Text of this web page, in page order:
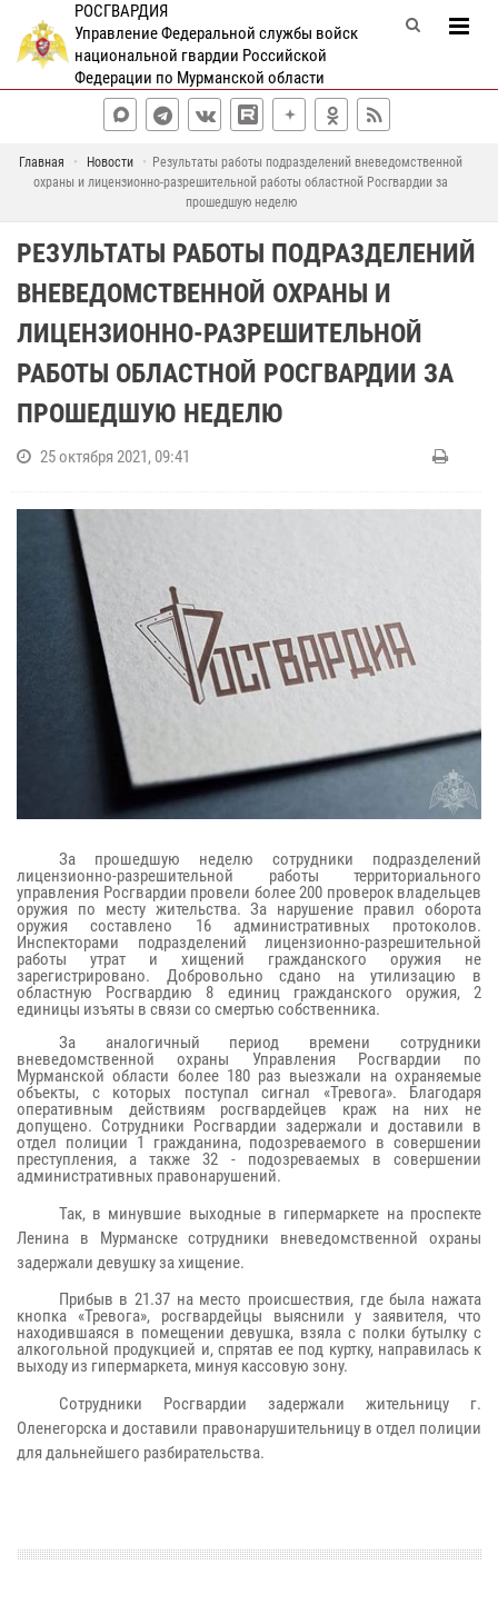
РОСГВАРДИЯ
Управление Федеральной службы войск
национальной гвардии Российской
Федерации по Мурманской области
Главная Новости
Результаты работы подразделений вневедомственной
охраны и лицензионно-разрешительной работы областной Росгвардии за
прошедшую неделю
РЕЗУЛЬТАТЫ РАБОТЫ ПОДРАЗДЕЛЕНИЙ
ВНЕВЕДОМСТВЕННОЙ ОХРАНЫ И
ЛИЦЕНЗИОННО-РАЗРЕШИТЕЛЬНОЙ
РАБОТЫ ОБЛАСТНОЙ РОСГВАРДИИ ЗА
ПРОШЕДШУЮ НЕДЕЛЮ
25 октября 2021, 09:41
За прошедшую неделю сотрудники подразделений
лицензионно-разрешительной работы территориального
управления Росгвардии провели более 200 проверок владельцев
оружия по месту жительства. За нарушение правил оборота
оружия составлено 16 административных протоколов.
Инспекторами подразделений лицензионно-разрешительной
работы утрат и хищений гражданского оружия не
зарегистрировано. Добровольно сдано на утилизацию в
областную Росгвардию 8 единиц гражданского оружия, 2
единицы изъяты в связи со смертью собственника.
За аналогичный период времени сотрудники
вневедомственной охраны Управления Росгвардии по
Мурманской области более 180 раз выезжали на охраняемые
объекты, с которых поступал сигнал «Тревога». Благодаря
оперативным действиям росгвардейцев краж на них не
допущено. Сотрудники Росгвардии задержали и доставили в
отдел полиции 1 гражданина, подозреваемого в совершении
преступления, а также 32 - подозреваемых в совершении
административных правонарушений.
Так, в минувшие выходные в гипермаркете на проспекте
Ленина в Мурманске сотрудники вневедомственной охраны
задержали девушку за хищение.
Прибыв в 21.37 на место происшествия, где была нажата
кнопка «Тревога», росгвардейцы выяснили у заявителя, что
находившаяся в помещении девушка, взяла с полки бутылку с
алкогольной продукцией и, спрятав ее под куртку, направилась к
выходу из гипермаркета, минуя кассовую зону.
Сотрудники Росгвардии задержали жительницу г.
Оленегорска и доставили правонарушительницу в отдел полиции
для дальнейшего разбирательства.